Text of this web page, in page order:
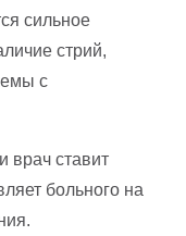
сильное
стрий,
с
врач ставит
больного на